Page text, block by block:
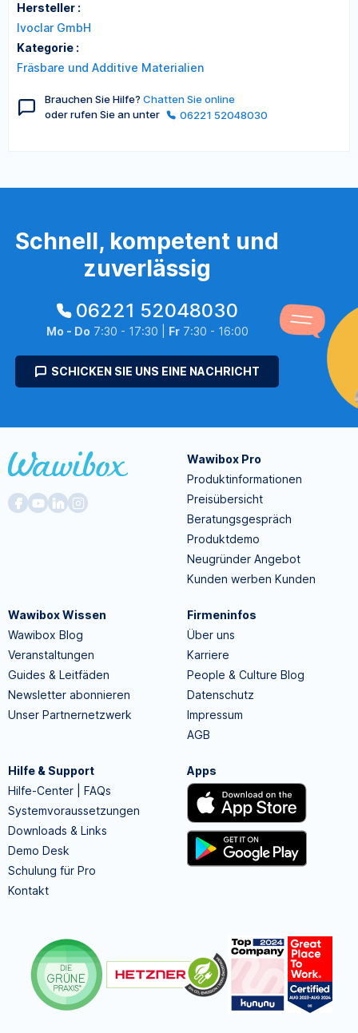
Hersteller :
Ivoclar GmbH
Kategorie :
Fräsbare und Additive Materialien
Brauchen Sie Hilfe? Chatten Sie online
oder rufen Sie an unter
06221 52048030
Schnell, kompetent und
zuverlässig
06221 52048030
Mo - Do 7:30 - 17:30 | Fr7:30 - 16:00
SCHICKEN SIE UNS EINE NACHRICHT
Wawibox Pro
Produktinformationen
Preisübersicht
Beratungsgespräch
Produktdemo
Neugründer Angebot
Kunden werben Kunden
Wawibox Wissen
Wawibox Blog
Veranstaltungen
Guides & Leitfäden
Newsletter abonnieren
Unser Partnernetzwerk
Firmeninfos
Über uns
Karriere
People & Culture Blog
Datenschutz
Impressum
AGB
Hilfe & Support
Hilfe-Center | FAQs
Systemvoraussetzungen
Downloads & Links
Demo Desk
Schulung für Pro
Kontakt
Apps